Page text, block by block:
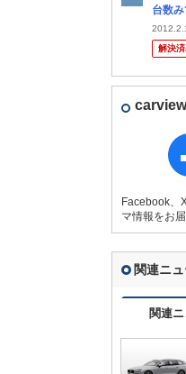
台数
セデス
るけ
解決
Facebook、
マ情報をお
関連ニ
関連